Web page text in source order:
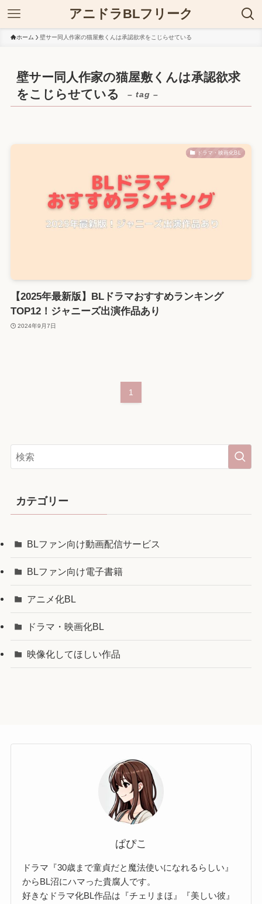
アニドラBLフリーク
ホーム 壁サー同人作家の猫屋敷くんは承認欲求をこじらせている
壁サー同人作家の猫屋敷くんは承認欲求
をこじらせている
– tag –
ドラマ・映画化BL
【2025年最新版】BLドラマおすすめランキング
TOP12！ジャニーズ出演作品あり
2024年9月7日
1
カテゴリー
BLファン向け動画配信サービス
BLファン向け電子書籍
アニメ化BL
ドラマ・映画化BL
映像化してほしい作品
ぱぴこ
ドラマ『30歳まで童貞だと魔法使いになれるらしい』
からBL沼にハマった貴腐人です。
好きなドラマ化BL作品は『チェリまほ』『美しい彼』